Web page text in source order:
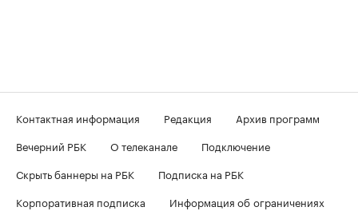
Контактная информация Редакция
Архив программ
Вечерний РБК
О телеканале
Подключение
Скрыть баннеры на РБК
Подписка на РБК
Корпоративная подписка
Информация об ограничениях